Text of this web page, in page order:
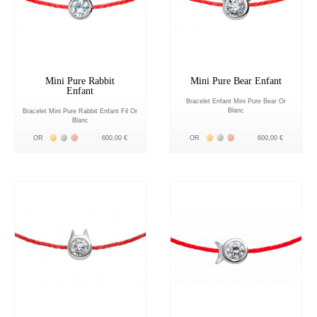
Mini Pure Rabbit
Enfant
Bracelet Mini Pure Rabbit Enfant Fil Or
Blanc
OR Жёлтое золото 18К
Белое золото 18К
Розовое золото 18К
600,00 €
Mini Pure Bear Enfant
Bracelet Enfant Mini Pure Bear Or
Blanc
OR Жёлтое золото 18К
Белое золото 18К
Розовое золото 18К
600,00 €